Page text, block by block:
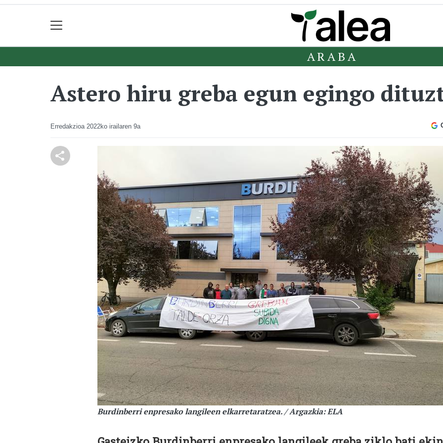
ARABA
Astero hiru greba egun egingo
Erredakzioa 2022ko irailaren 9a
Burdinberri enpresako langileen elkarretaratzea. / Argazkia: ELA